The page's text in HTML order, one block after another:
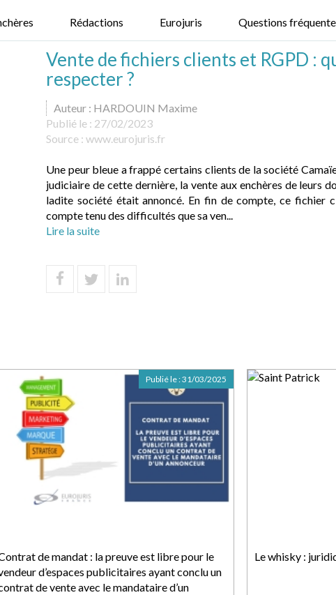
Rédactions Eurojuris Questions
Vente de fichiers clients et RGPD :
respecter ?
Auteur : HARDOUIN Maxime
Publié le : 27/02/2023
Source : www.eurojuris.fr
Une peur bleue a frappé certains clients de la société
judiciaire de cette dernière, la vente aux enchères de leurs
ladite société était annoncé. En fin de compte, ce fichier
compte tenu des difficultés que sa ven...
Lire la suite
de mandat : la preuve est libre pour le
d’espaces publicitaires ayant conclu un
de vente avec le mandataire d’un
Publié le :31/03/2025
Le whisky :